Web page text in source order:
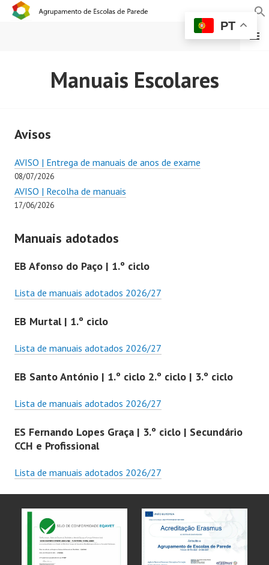
AGRUPAMENTO DE
MENU
Manuais Escolares
Avisos
AVISO | Entrega de manuais de anos de exame
08/07/2026
AVISO | Recolha de manuais
17/06/2026
Manuais adotados
EB Afonso do Paço | 1.º ciclo
Lista de manuais adotados 2026/27
EB Murtal | 1.º ciclo
Lista de manuais adotados 2026/27
EB Santo António | 1.º ciclo 2.º ciclo | 3.º ciclo
Lista de manuais adotados 2026/27
ES Fernando Lopes Graça | 3.º ciclo | Secundário
CCH e Profissional
Lista de manuais adotados 2026/27
PT